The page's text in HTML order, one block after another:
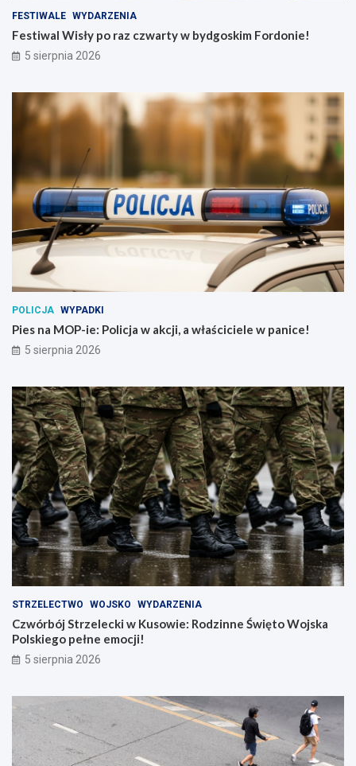
FESTIWALE WYDARZENIA
Festiwal Wisły po raz czwarty w bydgoskim Fordonie!
5 sierpnia 2026
POLICJA WYPADKI
Pies na MOP-ie: Policja w akcji, a właściciele w panice!
5 sierpnia 2026
STRZELECTWO WOJSKO WYDARZENIA
Czwórbój Strzelecki w Kusowie: Rodzinne Święto Wojska
Polskiego pełne emocji!
5 sierpnia 2026